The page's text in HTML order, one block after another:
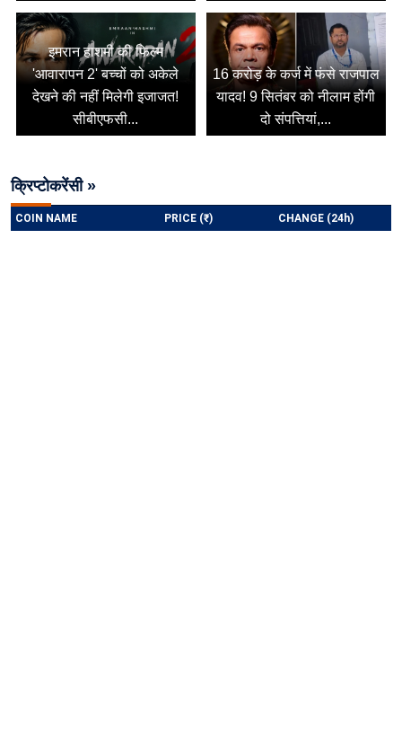
इमरान हाशमी की फिल्म
'आवारापन 2' बच्चों को अकेले
देखने की नहीं मिलेगी इजाजत!
सीबीएफसी...
16 करोड़ के कर्ज में फंसे राजपाल
यादव! 9 सितंबर को नीलाम होंगी
दो संपत्तियां,...
क्रिप्टोकरेंसी »